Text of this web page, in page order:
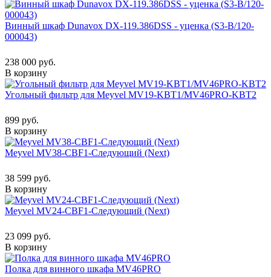
Винный шкаф Dunavox DX-119.386DSS - уценка (S3-B/120-
000043)
238 000 руб.
В корзину
Угольный фильтр для Meyvel MV19-KBT1/MV46PRO-KBT2
899 руб.
В корзину
Meyvel MV38-CBF1-Следующий (Next)
38 599 руб.
В корзину
Meyvel MV24-CBF1-Следующий (Next)
23 099 руб.
В корзину
Полка для винного шкафа MV46PRO